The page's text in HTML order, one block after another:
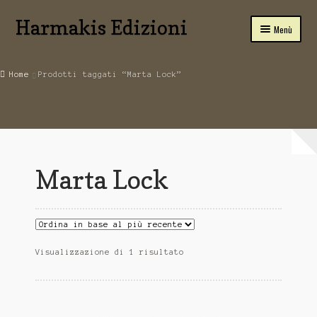
Vai
Vai
Harmakis Edizioni Menù
Chi Siamo
Servizi
Tariffe
Home Prodotti taggati “Marta Lock”
Marta Lock
Visualizzazione di 1 risultato